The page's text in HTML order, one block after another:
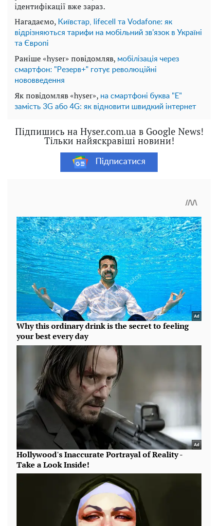
ідентифікації вже зараз.
Нагадаємо, Київстар, lifecell та Vodafone: як
відрізняються тарифи на мобільний зв'язок в Україні
та Європі
Раніше «hyser» повідомляв, мобілізація через
смартфон: "Резерв+" готує революційні
нововведення
Як повідомляв «hyser», на смартфоні буква "Е"
замість 3G або 4G: як відновити швидкий інтернет
Підпишись на Hyser.com.ua в Google News!
Тільки найяскравіші новини!
Підписатися